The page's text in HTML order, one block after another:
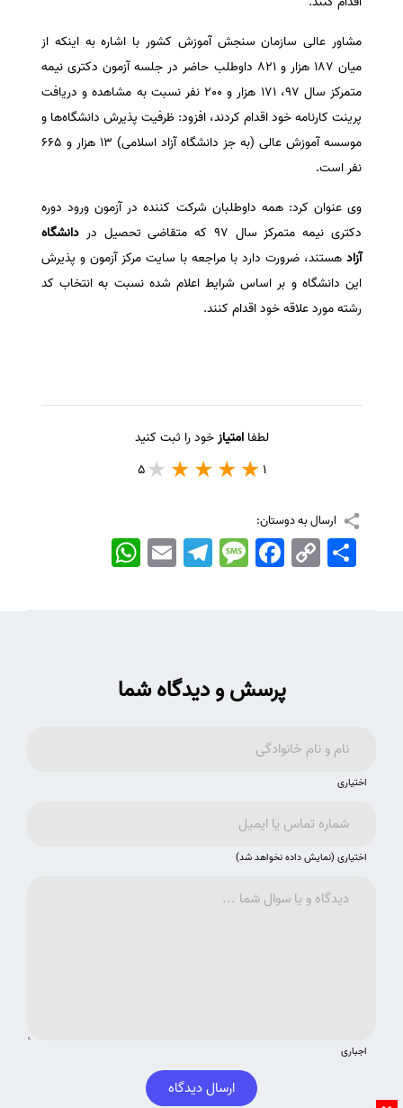
مشاور عالی سازمان سنجش آموزش کشور با اشاره به اینکه از
میان 187 هزار و 821 داوطلب حاضر در جلسه آزمون دکتری نیمه
متمرکز سال 97، 171 هزار و 200 نفر نسبت به مشاهده و دریافت
پرینت کارنامه خود اقدام کردند، افزود: ظرفیت پذیرش دانشگاه‌ها و
موسسه آموزش عالی (به جز دانشگاه آزاد اسلامی) 13 هزار و 665
نفر است.
وی عنوان کرد: همه داوطلبان شرکت کننده در آزمون ورود دوره
دکتری نیمه متمرکز سال 97 که متقاضی تحصیل در
دانشگاه
آزاد هستند، ضرورت دارد با مراجعه با سایت مرکز آزمون و پذیرش
این دانشگاه و بر اساس شرایط اعلام شده نسبت به انتخاب کد
رشته مورد علاقه خود اقدام کنند.
لطفاامتیازخود را ثبت کنید
1
5
ارسال به دوستان:
WhatsApp EmailTelegramMessageFacebook Copy
Link
اشتراک
پرسش و دیدگاه شما
اختیاری
اختیاری (نمایش داده نخواهد شد)
اجباری
ارسال دیدگاه